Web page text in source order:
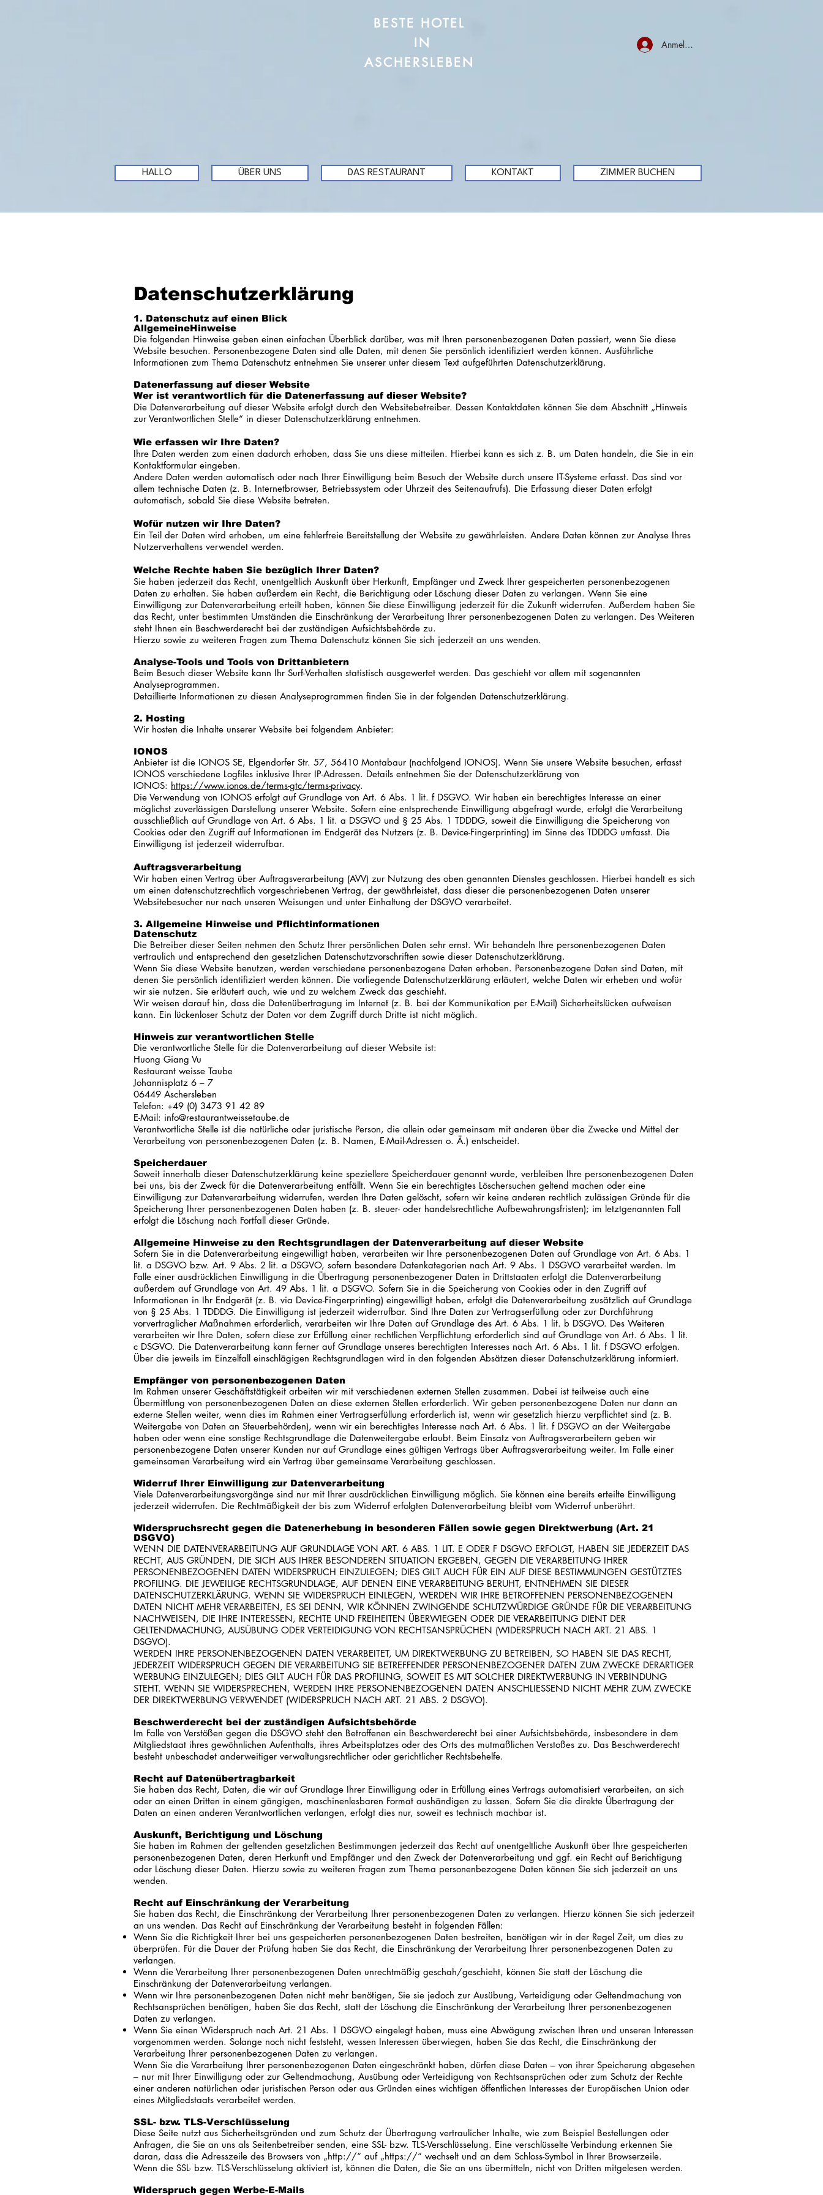
BESTE HOTEL
IN
ASCHERSLEBEN
Anmelden
HALLO ÜBER UNS DAS RESTAURANT KONTAKT ZIMMER BUCHEN
Datenschutzerklärung
1. Datenschutz auf einen Blick
AllgemeineHinweise
Die folgenden Hinweise geben einen einfachen Überblick darüber, was mit Ihren personenbezogenen Daten passiert, wenn Sie diese
Website besuchen. Personenbezogene Daten sind alle Daten, mit denen Sie persönlich identifiziert werden können. Ausführliche
Informationen zum Thema Datenschutz entnehmen Sie unserer unter diesem Text aufgeführten Datenschutzerklärung.
Datenerfassung auf dieser Website
Wer ist verantwortlich für die Datenerfassung auf dieser Website?
Die Datenverarbeitung auf dieser Website erfolgt durch den Websitebetreiber. Dessen Kontaktdaten können Sie dem Abschnitt „Hinweis
zur Verantwortlichen Stelle“ in dieser Datenschutzerklärung entnehmen.
Wie erfassen wir Ihre Daten?
Ihre Daten werden zum einen dadurch erhoben, dass Sie uns diese mitteilen. Hierbei kann es sich z. B. um Daten handeln, die Sie in ein
Kontaktformular eingeben.
Andere Daten werden automatisch oder nach Ihrer Einwilligung beim Besuch der Website durch unsere IT-Systeme erfasst. Das sind vor
allem technische Daten (z. B. Internetbrowser, Betriebssystem oder Uhrzeit des Seitenaufrufs). Die Erfassung dieser Daten erfolgt
automatisch, sobald Sie diese Website betreten.
Wofür nutzen wir Ihre Daten?
Ein Teil der Daten wird erhoben, um eine fehlerfreie Bereitstellung der Website zu gewährleisten. Andere Daten können zur Analyse Ihres
Nutzerverhaltens verwendet werden.
Welche Rechte haben Sie bezüglich Ihrer Daten?
Sie haben jederzeit das Recht, unentgeltlich Auskunft über Herkunft, Empfänger und Zweck Ihrer gespeicherten personenbezogenen
Daten zu erhalten. Sie haben außerdem ein Recht, die Berichtigung oder Löschung dieser Daten zu verlangen. Wenn Sie eine
Einwilligung zur Datenverarbeitung erteilt haben, können Sie diese Einwilligung jederzeit für die Zukunft widerrufen. Außerdem haben Sie
das Recht, unter bestimmten Umständen die Einschränkung der Verarbeitung Ihrer personenbezogenen Daten zu verlangen. Des Weiteren
steht Ihnen ein Beschwerderecht bei der zuständigen Aufsichtsbehörde zu.
Hierzu sowie zu weiteren Fragen zum Thema Datenschutz können Sie sich jederzeit an uns wenden.
Analyse-Tools und Tools von Dritt­anbietern
Beim Besuch dieser Website kann Ihr Surf-Verhalten statistisch ausgewertet werden. Das geschieht vor allem mit sogenannten
Analyseprogrammen.
Detaillierte Informationen zu diesen Analyseprogrammen finden Sie in der folgenden Datenschutzerklärung.
2. Hosting
Wir hosten die Inhalte unserer Website bei folgendem Anbieter:
IONOS
Anbieter ist die IONOS SE, Elgendorfer Str. 57, 56410 Montabaur (nachfolgend IONOS). Wenn Sie unsere Website besuchen, erfasst
IONOS verschiedene Logfiles inklusive Ihrer IP-Adressen. Details entnehmen Sie der Datenschutzerklärung von
IONOS: https://www.ionos.de/terms-gtc/terms-privacy.
Die Verwendung von IONOS erfolgt auf Grundlage von Art. 6 Abs. 1 lit. f DSGVO. Wir haben ein berechtigtes Interesse an einer
möglichst zuverlässigen Darstellung unserer Website. Sofern eine entsprechende Einwilligung abgefragt wurde, erfolgt die Verarbeitung
ausschließlich auf Grundlage von Art. 6 Abs. 1 lit. a DSGVO und § 25 Abs. 1 TDDDG, soweit die Einwilligung die Speicherung von
Cookies oder den Zugriff auf Informationen im Endgerät des Nutzers (z. B. Device-Fingerprinting) im Sinne des TDDDG umfasst. Die
Einwilligung ist jederzeit widerrufbar.
Auftragsverarbeitung
Wir haben einen Vertrag über Auftragsverarbeitung (AVV) zur Nutzung des oben genannten Dienstes geschlossen. Hierbei handelt es sich
um einen datenschutzrechtlich vorgeschriebenen Vertrag, der gewährleistet, dass dieser die personenbezogenen Daten unserer
Websitebesucher nur nach unseren Weisungen und unter Einhaltung der DSGVO verarbeitet.
3. Allgemeine Hinweise und Pflicht­informationen
Datenschutz
Die Betreiber dieser Seiten nehmen den Schutz Ihrer persönlichen Daten sehr ernst. Wir behandeln Ihre personenbezogenen Daten
vertraulich und entsprechend den gesetzlichen Datenschutzvorschriften sowie dieser Datenschutzerklärung.
Wenn Sie diese Website benutzen, werden verschiedene personenbezogene Daten erhoben. Personenbezogene Daten sind Daten, mit
denen Sie persönlich identifiziert werden können. Die vorliegende Datenschutzerklärung erläutert, welche Daten wir erheben und wofür
wir sie nutzen. Sie erläutert auch, wie und zu welchem Zweck das geschieht.
Wir weisen darauf hin, dass die Datenübertragung im Internet (z. B. bei der Kommunikation per E-Mail) Sicherheitslücken aufweisen
kann. Ein lückenloser Schutz der Daten vor dem Zugriff durch Dritte ist nicht möglich.
Hinweis zur verantwortlichen Stelle
Die verantwortliche Stelle für die Datenverarbeitung auf dieser Website ist:
Huong Giang Vu
Restaurant weisse Taube
Johannisplatz 6 – 7
06449 Aschersleben
Telefon: +49 (0) 3473 91 42 89
E-Mail: info@restaurantweissetaube.de
Verantwortliche Stelle ist die natürliche oder juristische Person, die allein oder gemeinsam mit anderen über die Zwecke und Mittel der
Verarbeitung von personenbezogenen Daten (z. B. Namen, E-Mail-Adressen o. Ä.) entscheidet.
Speicherdauer
Soweit innerhalb dieser Datenschutzerklärung keine speziellere Speicherdauer genannt wurde, verbleiben Ihre personenbezogenen Daten
bei uns, bis der Zweck für die Datenverarbeitung entfällt. Wenn Sie ein berechtigtes Löschersuchen geltend machen oder eine
Einwilligung zur Datenverarbeitung widerrufen, werden Ihre Daten gelöscht, sofern wir keine anderen rechtlich zulässigen Gründe für die
Speicherung Ihrer personenbezogenen Daten haben (z. B. steuer- oder handelsrechtliche Aufbewahrungsfristen); im letztgenannten Fall
erfolgt die Löschung nach Fortfall dieser Gründe.
Allgemeine Hinweise zu den Rechtsgrundlagen der Datenverarbeitung auf dieser Website
Sofern Sie in die Datenverarbeitung eingewilligt haben, verarbeiten wir Ihre personenbezogenen Daten auf Grundlage von Art. 6 Abs. 1
lit. a DSGVO bzw. Art. 9 Abs. 2 lit. a DSGVO, sofern besondere Datenkategorien nach Art. 9 Abs. 1 DSGVO verarbeitet werden. Im
Falle einer ausdrücklichen Einwilligung in die Übertragung personenbezogener Daten in Drittstaaten erfolgt die Datenverarbeitung
außerdem auf Grundlage von Art. 49 Abs. 1 lit. a DSGVO. Sofern Sie in die Speicherung von Cookies oder in den Zugriff auf
Informationen in Ihr Endgerät (z. B. via Device-Fingerprinting) eingewilligt haben, erfolgt die Datenverarbeitung zusätzlich auf Grundlage
von § 25 Abs. 1 TDDDG. Die Einwilligung ist jederzeit widerrufbar. Sind Ihre Daten zur Vertragserfüllung oder zur Durchführung
vorvertraglicher Maßnahmen erforderlich, verarbeiten wir Ihre Daten auf Grundlage des Art. 6 Abs. 1 lit. b DSGVO. Des Weiteren
verarbeiten wir Ihre Daten, sofern diese zur Erfüllung einer rechtlichen Verpflichtung erforderlich sind auf Grundlage von Art. 6 Abs. 1 lit.
c DSGVO. Die Datenverarbeitung kann ferner auf Grundlage unseres berechtigten Interesses nach Art. 6 Abs. 1 lit. f DSGVO erfolgen.
Über die jeweils im Einzelfall einschlägigen Rechtsgrundlagen wird in den folgenden Absätzen dieser Datenschutzerklärung informiert.
Empfänger von personenbezogenen Daten
Im Rahmen unserer Geschäftstätigkeit arbeiten wir mit verschiedenen externen Stellen zusammen. Dabei ist teilweise auch eine
Übermittlung von personenbezogenen Daten an diese externen Stellen erforderlich. Wir geben personenbezogene Daten nur dann an
externe Stellen weiter, wenn dies im Rahmen einer Vertragserfüllung erforderlich ist, wenn wir gesetzlich hierzu verpflichtet sind (z. B.
Weitergabe von Daten an Steuerbehörden), wenn wir ein berechtigtes Interesse nach Art. 6 Abs. 1 lit. f DSGVO an der Weitergabe
haben oder wenn eine sonstige Rechtsgrundlage die Datenweitergabe erlaubt. Beim Einsatz von Auftragsverarbeitern geben wir
personenbezogene Daten unserer Kunden nur auf Grundlage eines gültigen Vertrags über Auftragsverarbeitung weiter. Im Falle einer
gemeinsamen Verarbeitung wird ein Vertrag über gemeinsame Verarbeitung geschlossen.
Widerruf Ihrer Einwilligung zur Datenverarbeitung
Viele Datenverarbeitungsvorgänge sind nur mit Ihrer ausdrücklichen Einwilligung möglich. Sie können eine bereits erteilte Einwilligung
jederzeit widerrufen. Die Rechtmäßigkeit der bis zum Widerruf erfolgten Datenverarbeitung bleibt vom Widerruf unberührt.
Widerspruchsrecht gegen die Datenerhebung in besonderen Fällen sowie gegen Direktwerbung (Art. 21
DSGVO)
WENN DIE DATENVERARBEITUNG AUF GRUNDLAGE VON ART. 6 ABS. 1 LIT. E ODER F DSGVO ERFOLGT, HABEN SIE JEDERZEIT DAS
RECHT, AUS GRÜNDEN, DIE SICH AUS IHRER BESONDEREN SITUATION ERGEBEN, GEGEN DIE VERARBEITUNG IHRER
PERSONENBEZOGENEN DATEN WIDERSPRUCH EINZULEGEN; DIES GILT AUCH FÜR EIN AUF DIESE BESTIMMUNGEN GESTÜTZTES
PROFILING. DIE JEWEILIGE RECHTSGRUNDLAGE, AUF DENEN EINE VERARBEITUNG BERUHT, ENTNEHMEN SIE DIESER
DATENSCHUTZERKLÄRUNG. WENN SIE WIDERSPRUCH EINLEGEN, WERDEN WIR IHRE BETROFFENEN PERSONENBEZOGENEN
DATEN NICHT MEHR VERARBEITEN, ES SEI DENN, WIR KÖNNEN ZWINGENDE SCHUTZWÜRDIGE GRÜNDE FÜR DIE VERARBEITUNG
NACHWEISEN, DIE IHRE INTERESSEN, RECHTE UND FREIHEITEN ÜBERWIEGEN ODER DIE VERARBEITUNG DIENT DER
GELTENDMACHUNG, AUSÜBUNG ODER VERTEIDIGUNG VON RECHTSANSPRÜCHEN (WIDERSPRUCH NACH ART. 21 ABS. 1
DSGVO).
WERDEN IHRE PERSONENBEZOGENEN DATEN VERARBEITET, UM DIREKTWERBUNG ZU BETREIBEN, SO HABEN SIE DAS RECHT,
JEDERZEIT WIDERSPRUCH GEGEN DIE VERARBEITUNG SIE BETREFFENDER PERSONENBEZOGENER DATEN ZUM ZWECKE DERARTIGER
WERBUNG EINZULEGEN; DIES GILT AUCH FÜR DAS PROFILING, SOWEIT ES MIT SOLCHER DIREKTWERBUNG IN VERBINDUNG
STEHT. WENN SIE WIDERSPRECHEN, WERDEN IHRE PERSONENBEZOGENEN DATEN ANSCHLIESSEND NICHT MEHR ZUM ZWECKE
DER DIREKTWERBUNG VERWENDET (WIDERSPRUCH NACH ART. 21 ABS. 2 DSGVO).
Beschwerde­recht bei der zuständigen Aufsichts­behörde
Im Falle von Verstößen gegen die DSGVO steht den Betroffenen ein Beschwerderecht bei einer Aufsichtsbehörde, insbesondere in dem
Mitgliedstaat ihres gewöhnlichen Aufenthalts, ihres Arbeitsplatzes oder des Orts des mutmaßlichen Verstoßes zu. Das Beschwerderecht
besteht unbeschadet anderweitiger verwaltungsrechtlicher oder gerichtlicher Rechtsbehelfe.
Recht auf Daten­übertrag­barkeit
Sie haben das Recht, Daten, die wir auf Grundlage Ihrer Einwilligung oder in Erfüllung eines Vertrags automatisiert verarbeiten, an sich
oder an einen Dritten in einem gängigen, maschinenlesbaren Format aushändigen zu lassen. Sofern Sie die direkte Übertragung der
Daten an einen anderen Verantwortlichen verlangen, erfolgt dies nur, soweit es technisch machbar ist.
Auskunft, Berichtigung und Löschung
Sie haben im Rahmen der geltenden gesetzlichen Bestimmungen jederzeit das Recht auf unentgeltliche Auskunft über Ihre gespeicherten
personenbezogenen Daten, deren Herkunft und Empfänger und den Zweck der Datenverarbeitung und ggf. ein Recht auf Berichtigung
oder Löschung dieser Daten. Hierzu sowie zu weiteren Fragen zum Thema personenbezogene Daten können Sie sich jederzeit an uns
wenden.
Recht auf Einschränkung der Verarbeitung
Sie haben das Recht, die Einschränkung der Verarbeitung Ihrer personenbezogenen Daten zu verlangen. Hierzu können Sie sich jederzeit
an uns wenden. Das Recht auf Einschränkung der Verarbeitung besteht in folgenden Fällen:
Wenn Sie die Richtigkeit Ihrer bei uns gespeicherten personenbezogenen Daten bestreiten, benötigen wir in der Regel Zeit, um dies zu
überprüfen. Für die Dauer der Prüfung haben Sie das Recht, die Einschränkung der Verarbeitung Ihrer personenbezogenen Daten zu
verlangen.
Wenn die Verarbeitung Ihrer personenbezogenen Daten unrechtmäßig geschah/geschieht, können Sie statt der Löschung die
Einschränkung der Datenverarbeitung verlangen.
Wenn wir Ihre personenbezogenen Daten nicht mehr benötigen, Sie sie jedoch zur Ausübung, Verteidigung oder Geltendmachung von
Rechtsansprüchen benötigen, haben Sie das Recht, statt der Löschung die Einschränkung der Verarbeitung Ihrer personenbezogenen
Daten zu verlangen.
Wenn Sie einen Widerspruch nach Art. 21 Abs. 1 DSGVO eingelegt haben, muss eine Abwägung zwischen Ihren und unseren Interessen
vorgenommen werden. Solange noch nicht feststeht, wessen Interessen überwiegen, haben Sie das Recht, die Einschränkung der
Verarbeitung Ihrer personenbezogenen Daten zu verlangen.
Wenn Sie die Verarbeitung Ihrer personenbezogenen Daten eingeschränkt haben, dürfen diese Daten – von ihrer Speicherung abgesehen
– nur mit Ihrer Einwilligung oder zur Geltendmachung, Ausübung oder Verteidigung von Rechtsansprüchen oder zum Schutz der Rechte
einer anderen natürlichen oder juristischen Person oder aus Gründen eines wichtigen öffentlichen Interesses der Europäischen Union oder
eines Mitgliedstaats verarbeitet werden.
SSL- bzw. TLS-Verschlüsselung
Diese Seite nutzt aus Sicherheitsgründen und zum Schutz der Übertragung vertraulicher Inhalte, wie zum Beispiel Bestellungen oder
Anfragen, die Sie an uns als Seitenbetreiber senden, eine SSL- bzw. TLS-Verschlüsselung. Eine verschlüsselte Verbindung erkennen Sie
daran, dass die Adresszeile des Browsers von „http://“ auf „https://“ wechselt und an dem Schloss-Symbol in Ihrer Browserzeile.
Wenn die SSL- bzw. TLS-Verschlüsselung aktiviert ist, können die Daten, die Sie an uns übermitteln, nicht von Dritten mitgelesen werden.
Widerspruch gegen Werbe-E-Mails